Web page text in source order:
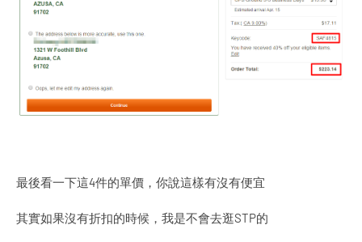
最後看一下這4件的單價，你說這樣有沒有便宜
其實如果沒有折扣的時候，我是不會去逛STP的